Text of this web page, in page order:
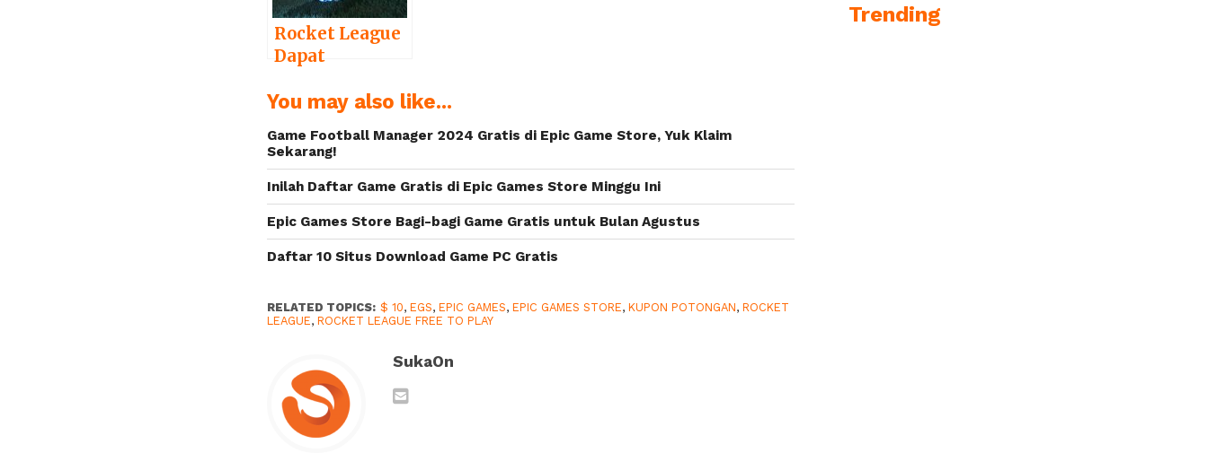
Rocket League
Dapat
Secara Gratis
September
You may also like...
Game Football Manager 2024 Gratis di Epic Game Store, Yuk Klaim
Sekarang!
Inilah Daftar Game Gratis di Epic Games Store Minggu Ini
Epic Games Store Bagi-bagi Game Gratis untuk Bulan Agustus
Daftar 10 Situs Download Game PC Gratis
RELATED TOPICS: $ 10,EGS,EPIC GAMES,EPIC GAMES STORE,KUPON POTONGAN,ROCKET
LEAGUE,ROCKET LEAGUE FREE TO PLAY
SukaOn
Trending